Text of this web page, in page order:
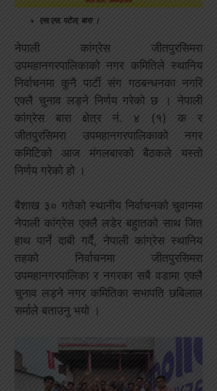
एस.एस. पटेल, बारा ।
नेपाली कांग्रेस जीतपुरसिमरा
उपमहानगरपालिकाको नगर कमितिले स्थानिय
निर्वाचनमा कुनै पार्टी संग गठबन्धनका नगरि
एक्लै चुनाव लड्ने निर्णय गरेको छ । नेपाली
कांग्रेस बारा क्षेत्र नं. ४ (१) क र
जीतपुरसिमरा उपमहानगरपालिकाको नगर
कमिटिको आज मंगलबारको बैठकले यस्तो
निर्णय गरेको हो ।
बैशाख ३० गतेको स्थानीय निर्वाचनको चुवानमा
नेपाली कांग्रेस एक्लै लडेर बहुातको साथ जित
हाथ पार्ने दाबी गर्दै, नेपाली कांग्रेस स्थानिय
तहको निर्वाचनमा जीतपुरसिमरा
उपमहानगरपालिका र नगरका सबै वडामा एक्लै
चुनाव लड्ने नगर कमितिका सभापति छबिलाल
सर्माले बताउनु भयो ।